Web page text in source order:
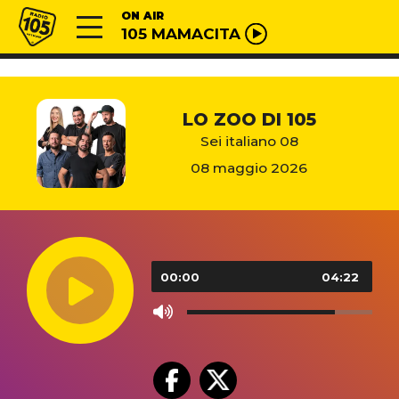
Vai al contenuto
Radio 105 ON AIR
105 MAMACITA
LO ZOO DI 105
Sei italiano 08
08 maggio 2026
Audio
Player
00:00 04:22
Use
keys